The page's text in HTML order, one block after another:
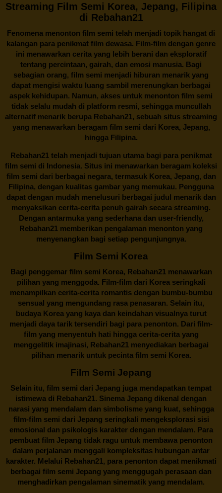
Streaming Film Semi Korea, Jepang, Filipina
di Rebahan21
Fenomena menonton film semi telah menjadi topik hangat di
kalangan para penikmat film dewasa. Film-film dengan genre
ini menawarkan cerita yang lebih berani dan eksploratif
tentang percintaan, gairah, dan emosi manusia. Bagi
sebagian orang, film semi menjadi hiburan menarik yang
dapat mengisi waktu luang sambil merenungkan berbagai
aspek kehidupan. Namun, akses untuk menonton film semi
tidak selalu mudah di platform resmi, sehingga muncullah
alternatif menarik berupa Rebahan21, sebuah situs streaming
yang menawarkan beragam film semi dari Korea, Jepang,
hingga Filipina.
Rebahan21telah menjadi tujuan utama bagi para penikmat
film semi di Indonesia. Situs ini menawarkan beragam koleksi
film semi dari berbagai negara, termasuk Korea, Jepang, dan
Filipina, dengan kualitas gambar yang memukau. Pengguna
dapat dengan mudah menelusuri berbagai judul menarik dan
menyaksikan cerita-cerita penuh gairah secara streaming.
Dengan antarmuka yang sederhana dan user-friendly,
Rebahan21 memberikan pengalaman menonton yang
menyenangkan bagi setiap pengunjungnya.
Film Semi Korea
Bagi penggemar film semi Korea, Rebahan21menawarkan
pilihan yang menggoda. Film-film dari Korea seringkali
menampilkan cerita-cerita romantis dengan bumbu-bumbu
sensual yang mengundang rasa penasaran. Selain itu,
budaya Korea yang kaya dan keindahan visualnya turut
menjadi daya tarik tersendiri bagi para penonton. Dari film-
film yang menyentuh hati hingga cerita-cerita yang
menggelitik imajinasi, Rebahan21 menyediakan berbagai
pilihan menarik untuk pecinta film semi Korea.
Film Semi Jepang
Selain itu, film semi dari Jepang juga mendapatkan tempat
istimewa di Rebahan21. Sinema Jepang dikenal dengan
narasi yang mendalam dan simbolisme yang kuat, sehingga
film-film semi dari Jepang seringkali mengeksplorasi sisi
emosional dan psikologis karakter dengan mendalam. Para
pembuat film Jepang tidak ragu untuk membawa penonton
dalam perjalanan menggali kompleksitas hubungan antar
karakter. Melalui Rebahan21, para penonton dapat menikmati
berbagai film semi Jepang yang menggugah perasaan dan
menghadirkan pengalaman sinematik yang mendalam.